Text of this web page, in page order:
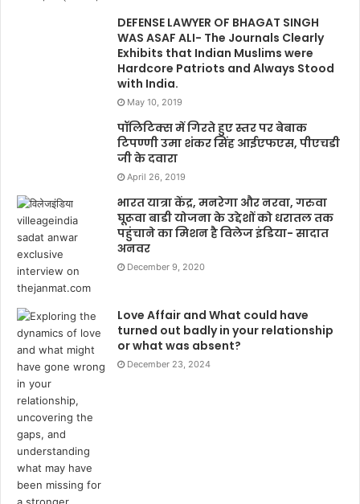
DEFENSE LAWYER OF BHAGAT SINGH
WAS ASAF ALI- The Journals Clearly
Exhibits that Indian Muslims were
Hardcore Patriots and Always Stood
with India.
May 10, 2019
पॉलिटिक्स में गिरते हुए स्तर पर बेबाक
टिपण्णी उमा शंकर सिंह आईएफएस, पीएचडी
जी के दवारा
April 26, 2019
भारत यात्रा केंद्र, मनरेगा और नरवा, गरुवा
घूरूवा बाडी योजना के उद्देशों को धरातल तक
पहुंचाने का मिशन है विलेज इंडिया- सादात
अनवर
December 9, 2020
Love Affair and What could have
turned out badly in your relationship
or what was absent?
December 23, 2024